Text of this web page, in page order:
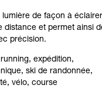
lumière de façon à éclairer
distance et permet ainsi
précision.
expédition,
ski de randonnée,
vélo, course